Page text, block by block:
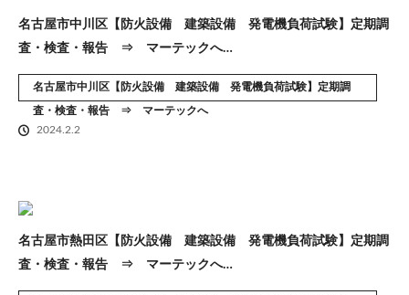
名古屋市中川区【防火設備 建築設備 発電機負荷試験】定期調
査・検査・報告 ⇒ マーテックへ…
名古屋市中川区【防火設備 建築設備 発電機負荷試験】定期調
査・検査・報告 ⇒ マーテックへ
2024.2.2
名古屋市熱田区【防火設備 建築設備 発電機負荷試験】定期調
査・検査・報告 ⇒ マーテックへ…